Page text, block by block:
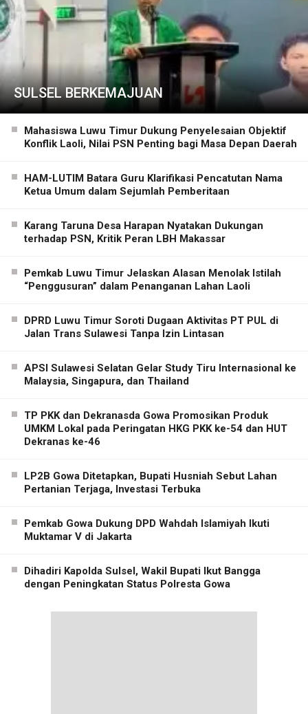
SULSEL BERKEMAJUAN
Mahasiswa Luwu Timur Dukung Penyelesaian Objektif
Konflik Laoli, Nilai PSN Penting bagi Masa Depan Daerah
HAM-LUTIM Batara Guru Klarifikasi Pencatutan Nama
Ketua Umum dalam Sejumlah Pemberitaan
Karang Taruna Desa Harapan Nyatakan Dukungan
terhadap PSN, Kritik Peran LBH Makassar
Pemkab Luwu Timur Jelaskan Alasan Menolak Istilah
“Penggusuran” dalam Penanganan Lahan Laoli
DPRD Luwu Timur Soroti Dugaan Aktivitas PT PUL di
Jalan Trans Sulawesi Tanpa Izin Lintasan
APSI Sulawesi Selatan Gelar Study Tiru Internasional ke
Malaysia, Singapura, dan Thailand
TP PKK dan Dekranasda Gowa Promosikan Produk
UMKM Lokal pada Peringatan HKG PKK ke-54 dan HUT
Dekranas ke-46
LP2B Gowa Ditetapkan, Bupati Husniah Sebut Lahan
Pertanian Terjaga, Investasi Terbuka
Pemkab Gowa Dukung DPD Wahdah Islamiyah Ikuti
Muktamar V di Jakarta
Dihadiri Kapolda Sulsel, Wakil Bupati Ikut Bangga
dengan Peningkatan Status Polresta Gowa